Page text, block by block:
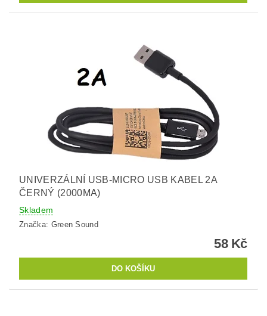
UNIVERZÁLNÍ USB-MICRO USB KABEL 2A
ČERNÝ (2000MA)
Skladem
Značka: Green Sound
58 Kč